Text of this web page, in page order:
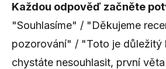
Každou odpověď začněte
"Souhlasíme" / "Děkujeme
pozorování" / "Toto je důležitý
chystáte nesouhlasit, první